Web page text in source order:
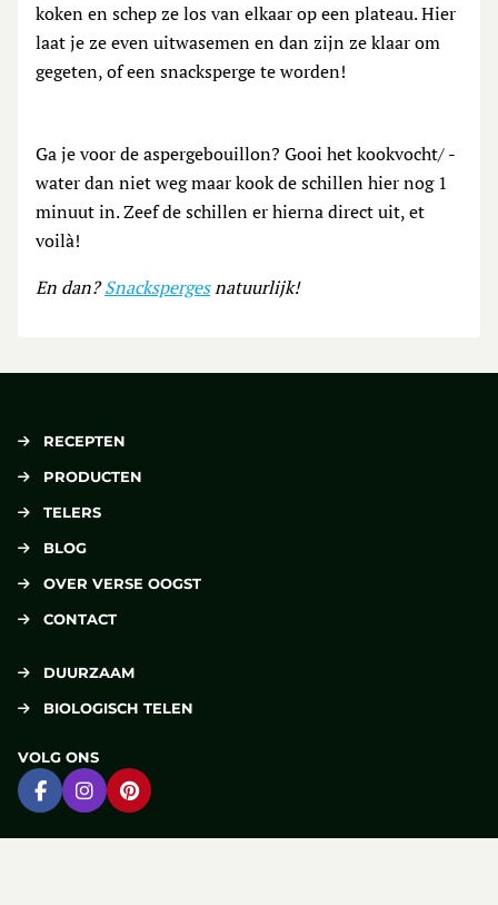
koken en schep ze los van elkaar op een plateau. Hier
laat je ze even uitwasemen en dan zijn ze klaar om
gegeten, of een snacksperge te worden!
Ga je voor de aspergebouillon? Gooi het kookvocht/ -
water dan niet weg maar kook de schillen hier nog 1
minuut in. Zeef de schillen er hierna direct uit, et
voilà!
En dan?Snackspergesnatuurlijk!
RECEPTEN
PRODUCTEN
TELERS
BLOG
OVER VERSE OOGST
CONTACT
DUURZAAM
BIOLOGISCH TELEN
VOLG ONS
Ga naar Facebook
Ga naar Instagram
Ga naar Pinterest